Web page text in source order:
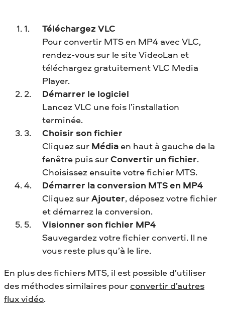
Téléchargez VLC
Pour convertir MTS en MP4 avec VLC,
rendez-vous sur le site VideoLan et
téléchargez gratuitement VLC Media
Player.
Démarrer le logiciel
Lancez VLC une fois l’installation
terminée.
Choisir son fichier
Cliquez sur Médiaen haut à gauche de la
fenêtre puis surConvertir un fichier.
Choisissez ensuite votre fichier MTS.
Démarrer la conversion MTS en MP4
Cliquez surAjouter, déposez votre fichier
et démarrez la conversion.
Visionner son fichier MP4
Sauvegardez votre fichier converti. Il ne
vous reste plus qu’à le lire.
En plus des fichiers MTS, il est possible d’utiliser
des méthodes similaires pour convertir d’autres
flux vidéo.